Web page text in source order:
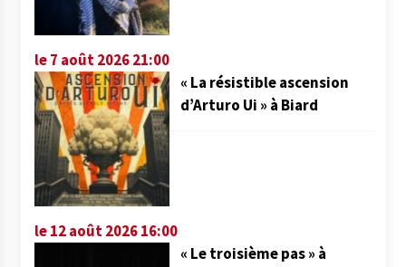
le 7 août 2026 21:00
« La résistible ascension
d’Arturo Ui » à Biard
le 12 août 2026 16:00
« Le troisième pas » à